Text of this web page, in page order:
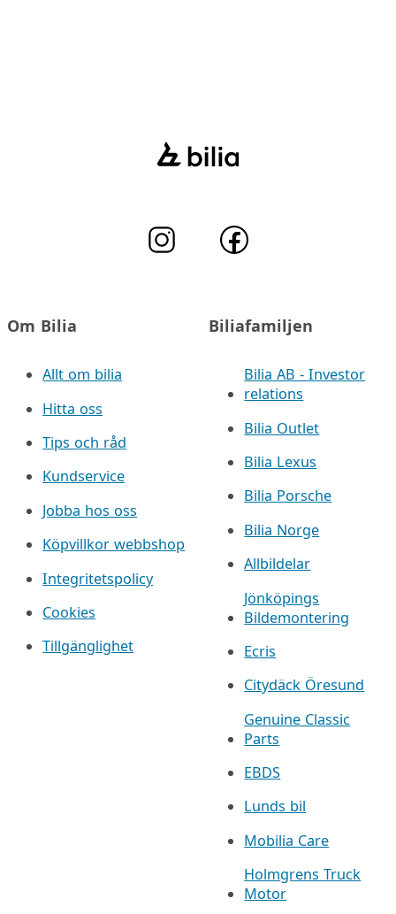
Om Bilia
Allt om bilia
Hitta oss
Tips och råd
Kundservice
Jobba hos oss
Köpvillkor webbshop
Integritetspolicy
Cookies
Tillgänglighet
Biliafamiljen
Bilia AB - Investor
relations
Bilia Outlet
Bilia Lexus
Bilia Porsche
Bilia Norge
Allbildelar
Jönköpings
Bildemontering
Ecris
Citydäck Öresund
Genuine Classic
Parts
EBDS
Lunds bil
Mobilia Care
Holmgrens Truck
Motor